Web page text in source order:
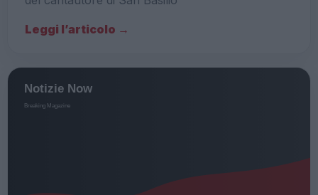
Leggi l’articolo →